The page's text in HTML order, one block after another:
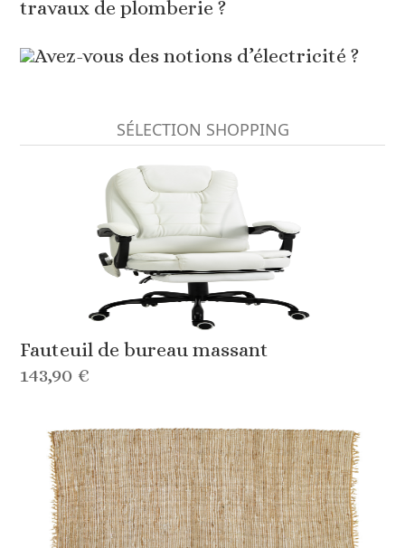
travaux de plomberie ?
Avez-vous des notions d’électricité ?
SÉLECTION SHOPPING
Fauteuil de bureau massant
143,90 €